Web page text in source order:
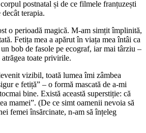
postnatal și de ce filmele franțuzești
terapia.
o perioadă magică. M-am simțit împlinită,
Fetița mea a apărut în viața mea întâi ca
bob de fasole pe ecograf, iar mai târziu –
toate privirile.
vizibil, toată lumea îmi zâmbea
e fetiță” – o formă mascată de a-mi
bine. Există această superstiție: că
mamei”. (De ce simt oamenii nevoia să
femei însărcinate, n-am să înțeleg